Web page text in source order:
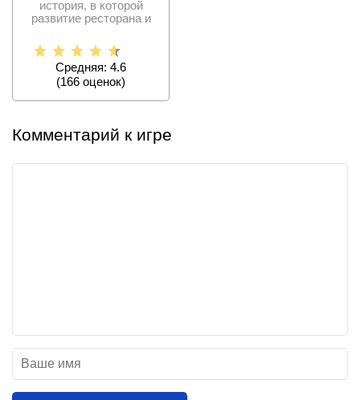
история, в которой
развитие ресторана и
Средняя: 4.6
(166 оценок)
Комментарий к игре